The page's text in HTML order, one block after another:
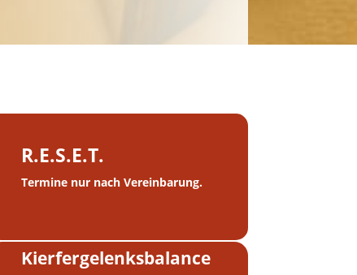
R.E.S.E.T.
Termine nur nach Vereinbarung.
Kierfergelenksbalance